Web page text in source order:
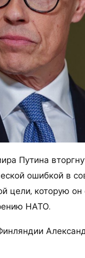
Путина
ошибкой в
цели, которую
НАТО.